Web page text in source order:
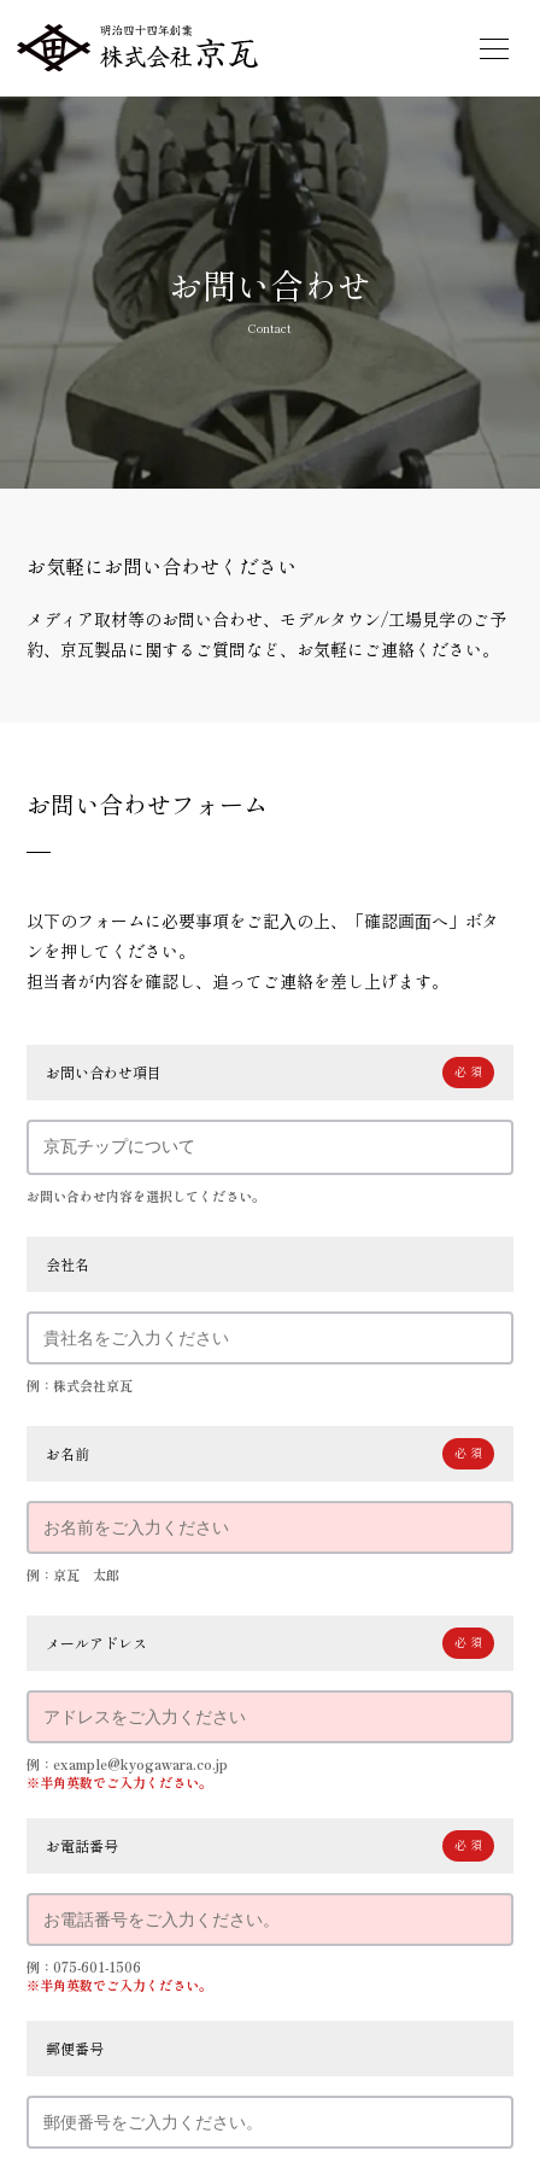
お問い合わせ
Contact
お気軽にお問い合わせください
メディア取材等のお問い合わせ、モデルタウン/工場見学のご予
約、京瓦製品に関するご質問など、お気軽にご連絡ください。
お問い合わせフォーム
以下のフォームに必要事項をご記⼊の上、「確認画⾯へ」ボタ
ンを押してください。
担当者が内容を確認し、追ってご連絡を差し上げます。
お問い合わせ項目
お問い合わせ内容を選択してください。
会社名
例：株式会社京瓦
お名前
例：京瓦 太郎
メールアドレス
例：example@kyogawara.co.jp
※半角英数でご入力ください。
お電話番号
例：075-601-1506
※半角英数でご入力ください。
郵便番号